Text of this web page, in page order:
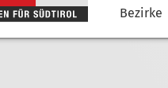
Bezirke